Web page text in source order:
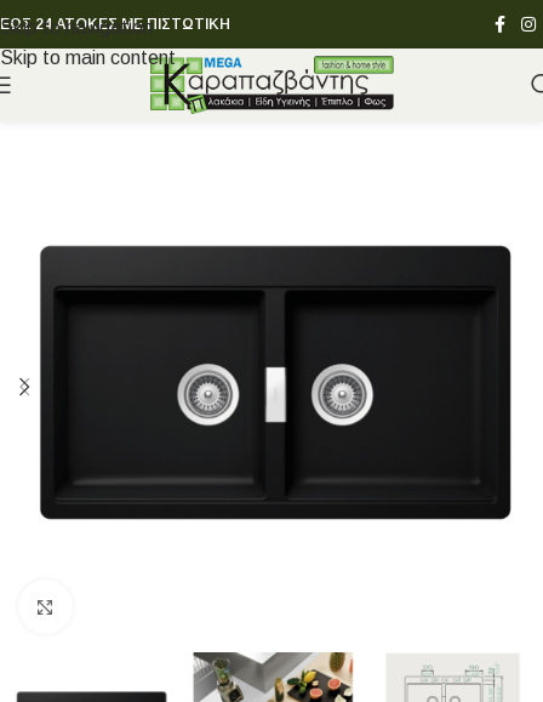
Skip to navigation
Skip to main content
ΕΩΣ 24 ΑΤΟΚΕΣ ΜΕ ΠΙΣΤΩΤΙΚΗ